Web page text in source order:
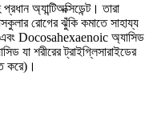
অ্যান্টিঅক্সিডেন্ট। তারা
রোগের ঝুঁকি কমাতে সাহায্য
Docosahexaenoic অ্যাসিড
যা শরীরের ট্রাইগ্লিসারাইডের
করে)।